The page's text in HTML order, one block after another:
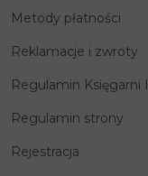
Metody płatności
Reklamacje i zwroty
Regulamin
Regulamin strony
Rejestracja